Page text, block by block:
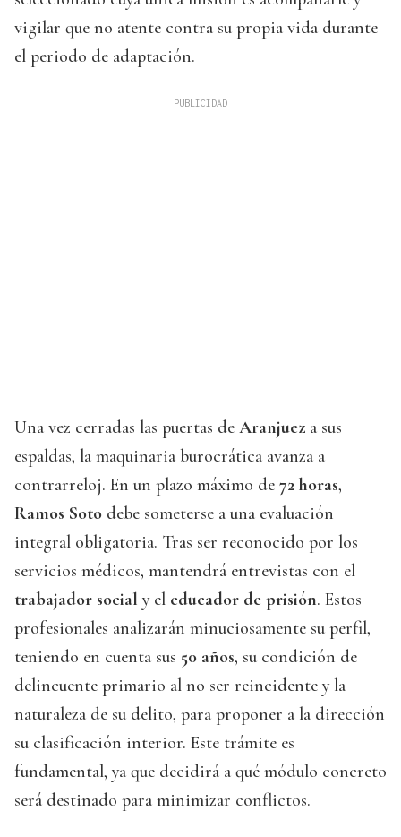
vigilar que no atente contra su propia vida durante
el periodo de adaptación.
Una vez cerradas las puertas de Aranjuez a sus
espaldas, la maquinaria burocrática avanza a
contrarreloj. En un plazo máximo de 72 horas,
Ramos Soto debe someterse a una evaluación
integral obligatoria. Tras ser reconocido por los
servicios médicos, mantendrá entrevistas con el
trabajador social y el educador de prisión. Estos
profesionales analizarán minuciosamente su perfil,
teniendo en cuenta sus 50 años, su condición de
delincuente primario al no ser reincidente y la
naturaleza de su delito, para proponer a la dirección
su clasificación interior. Este trámite es
fundamental, ya que decidirá a qué módulo concreto
será destinado para minimizar conflictos.